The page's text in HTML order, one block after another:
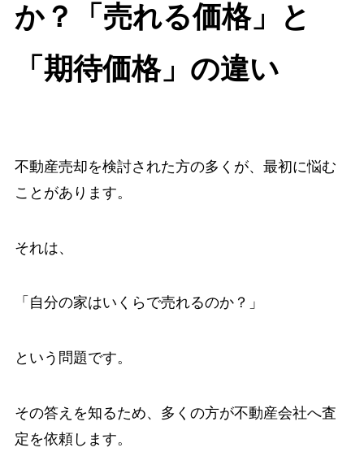
か？「売れる価格」と
「期待価格」の違い
不動産売却を検討された方の多くが、最初に悩む
ことがあります。
それは、
「自分の家はいくらで売れるのか？」
という問題です。
その答えを知るため、多くの方が不動産会社へ査
定を依頼します。